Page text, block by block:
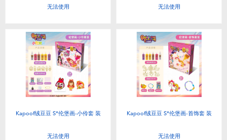
无法使用 无法使用
Kapoof绒豆豆 S*伦堡画-小伶套 装
无法使用
Kapoof绒豆豆 S*伦堡画-首饰套 装
无法使用